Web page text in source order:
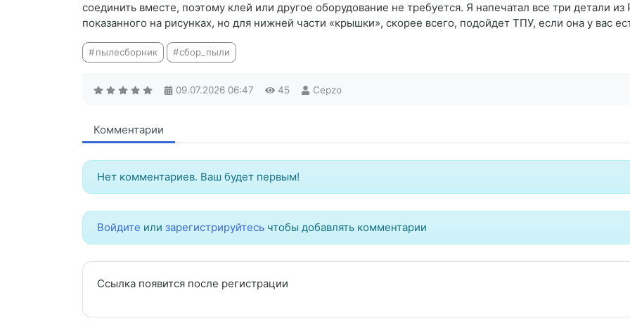
соединить вместе, поэтому клей или другое оборудование не требуется. Я напечатал все три детали из
показанного на рисунках, но для нижней части «крышки», скорее всего, подойдет ТПУ, если она у вас
пылесборник сбор_пыли
09.07.2026 06:47 45 Cepzo
Комментарии
Нет комментариев. Ваш будет первым!
Войдите или зарегистрируйтесь чтобы добавлять комментарии
Ссылка появится после регистрации